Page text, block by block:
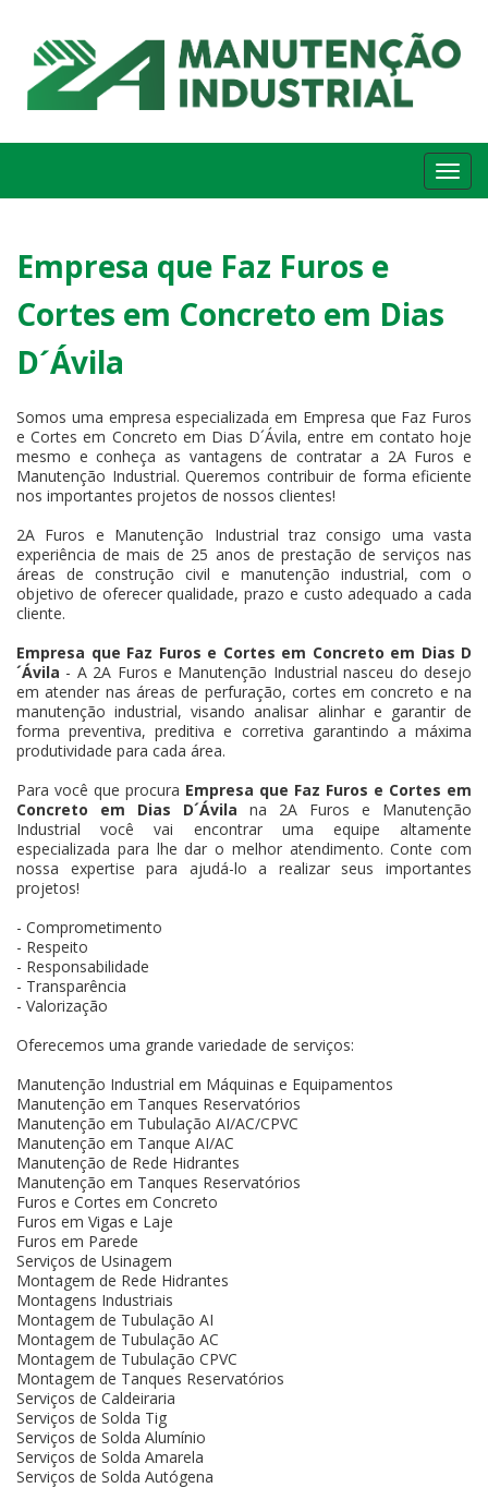
Empresa que Faz Furos e
Cortes em Concreto em Dias
D´Ávila
Somos uma empresa especializada em Empresa que Faz Furos
e Cortes em Concreto em Dias D´Ávila, entre em contato hoje
mesmo e conheça as vantagens de contratar a 2A Furos e
Manutenção Industrial. Queremos contribuir de forma eficiente
nos importantes projetos de nossos clientes!
2A Furos e Manutenção Industrial traz consigo uma vasta
experiência de mais de 25 anos de prestação de serviços nas
áreas de construção civil e manutenção industrial, com o
objetivo de oferecer qualidade, prazo e custo adequado a cada
cliente.
Empresa que Faz Furos e Cortes em Concreto em Dias D
´Ávila - A 2A Furos e Manutenção Industrial nasceu do desejo
em atender nas áreas de perfuração, cortes em concreto e na
manutenção industrial, visando analisar alinhar e garantir de
forma preventiva, preditiva e corretiva garantindo a máxima
produtividade para cada área.
Para você que procura Empresa que Faz Furos e Cortes em
Concreto em Dias D´Ávila na 2A Furos e Manutenção
Industrial você vai encontrar uma equipe altamente
especializada para lhe dar o melhor atendimento. Conte com
nossa expertise para ajudá-lo a realizar seus importantes
projetos!
- Comprometimento
- Respeito
- Responsabilidade
- Transparência
- Valorização
Oferecemos uma grande variedade de serviços:
Manutenção Industrial em Máquinas e Equipamentos
Manutenção em Tanques Reservatórios
Manutenção em Tubulação AI/AC/CPVC
Manutenção em Tanque AI/AC
Manutenção de Rede Hidrantes
Manutenção em Tanques Reservatórios
Furos e Cortes em Concreto
Furos em Vigas e Laje
Furos em Parede
Serviços de Usinagem
Montagem de Rede Hidrantes
Montagens Industriais
Montagem de Tubulação AI
Montagem de Tubulação AC
Montagem de Tubulação CPVC
Montagem de Tanques Reservatórios
Serviços de Caldeiraria
Serviços de Solda Tig
Serviços de Solda Alumínio
Serviços de Solda Amarela
Serviços de Solda Autógena